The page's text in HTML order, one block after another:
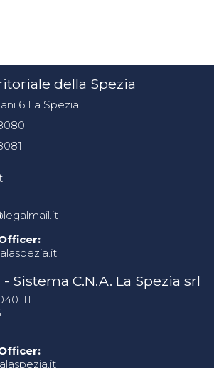
della Spezia
6 La Spezia
Sistema C.N.A. La Spezia srl